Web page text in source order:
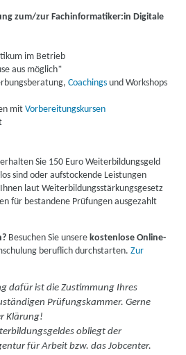
zum/zur Fachinformatiker:in Digitale
im Betrieb
aus möglich*
Coachingsund Workshops
mitVorbereitungskursen
Sie 150 Euro Weiterbildungsgeld
sind oder aufstockende Leistungen
laut Weiterbildungsstärkungsgesetz
für bestandene Prüfungen ausgezahlt
Besuchen Sie unsere kostenlose Online-
beruflich durchstarten.Zur
dafür ist die Zustimmung Ihres
Prüfungskammer. Gerne
Klärung!
obliegt der
für Arbeit bzw. das Jobcenter.